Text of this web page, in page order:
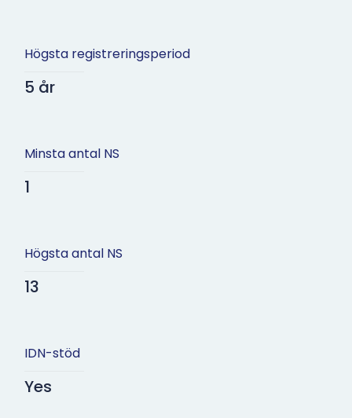
Högsta registreringsperiod
5 år
Minsta antal NS
1
Högsta antal NS
13
IDN-stöd
Yes